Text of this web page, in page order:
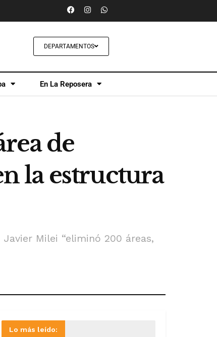
DEPARTAMENTOS
En La Reposera
de
la estructura
Milei “eliminó 200 áreas,
Lo más leído: